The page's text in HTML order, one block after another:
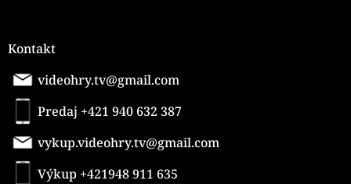
Kontakt
videohry.tv@gmail.com
Predaj +421 940 632 387
vykup.videohry.tv@gmail.com
Výkup +421948 911 635